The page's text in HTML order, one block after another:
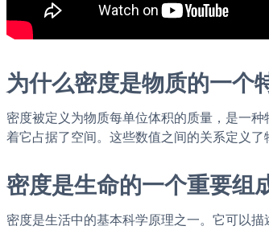
为什么密度是物质的一个
密度被定义为物质每单位体积的质量，是一
着它占据了空间。这些数值之间的关系定义了
密度是生命的一个重要组
密度是生活中的基本科学原理之一。它可以